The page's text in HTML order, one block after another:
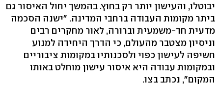
יבוטלו, והעישון יותר רק בחוץ. בהמשך יחול האיסור גם
ביתר מקומות העבודה ברחבי המדינה. "ישנה הסכמה
מדעית חד-משמעית וברורה, לאור מחקרים רבים
וניסיון מצטבר מהעולם, כי הדרך היחידה למנוע
חשיפה לעישון כפוי ולסכנותיו במקומות ציבוריים
ובמקומות עבודה היא איסור עישון מוחלט באותו
המקום‭,"‬ נכתב בצו.